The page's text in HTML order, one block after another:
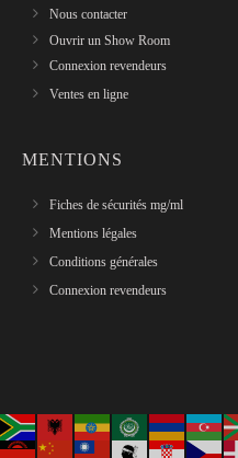
Nous contacter
Ouvrir un Show Room
Connexion revendeurs
Ventes en ligne
MENTIONS
Fiches de sécurités mg/ml
Mentions légales
Conditions générales
Connexion revendeurs